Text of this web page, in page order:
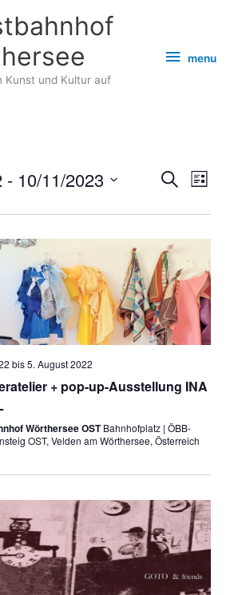
Kunst und Kultur auf
menu
menu
Veranstaltungen
und
Navigation
SucheListe
- 10/11/2023
bis5. August 2022
+ pop-up-Ausstellung INA
Wörthersee OSTBahnhofplatz | ÖBB-
OST, Velden am Wörthersee, Österreich